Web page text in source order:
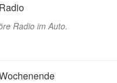
Radio im Auto.